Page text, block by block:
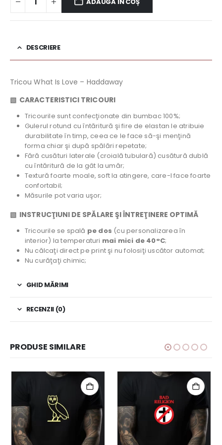
DESCRIERE
Tricou What Is Love – Haddaway
▧ CARACTERISTICI TRICOURI
Tricourile sunt confecţionate din bumbac 100%;
Gulerul rotund cu întăritură şi fire de elastan le atribuie
durabilitate în timp, ceea ce le face să-şi menţină
forma chiar şi după spălări repetate;
Fără cusături laterale (croială tubulară) cusătură dublă
cu întăritură de la gât la umăr;
Textură foarte moale, soft la atingere, care-l face foarte
confortabil;
Măsurile pot varia uşor;
▧ INSTRUCŢIUNI DE SPĂLARE ŞI ÎNTREŢINERE OPTIMĂ
Tricourile se spală pe dos (cu personalizarea în
interior) la temperaturi mai mici de 40°C;
Nu călcaţi direct pe print şi nu folosiţi uscător automat;
Nu curăţaţi chimic;
GHID MĂRIMI
RECENZII (0)
PRODUSE SIMILARE